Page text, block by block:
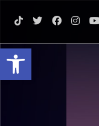
פתח